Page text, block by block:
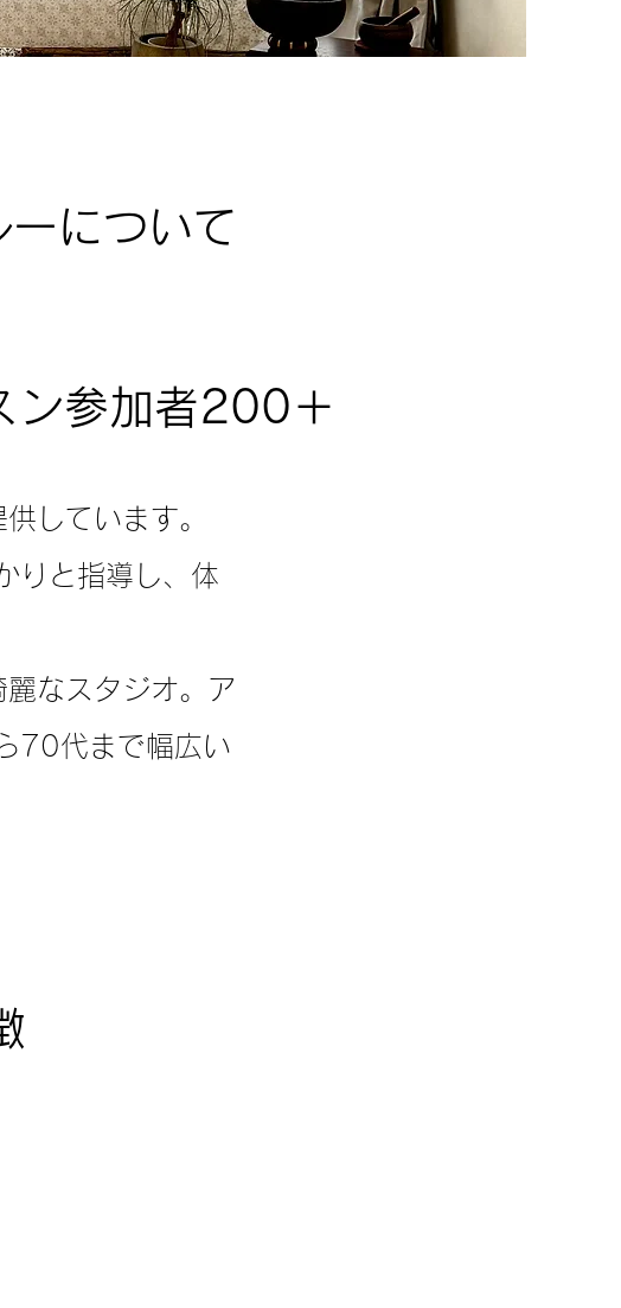
について
ン参加者200＋
しています。
りと指導し、体
なスタジオ。ア
70代まで幅広い